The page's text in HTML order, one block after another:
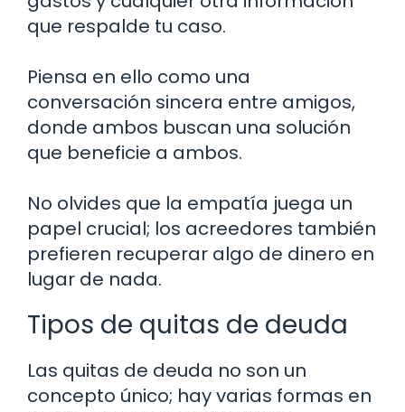
que respalde tu caso.
Piensa en ello como una
conversación sincera entre amigos,
donde ambos buscan una solución
que beneficie a ambos.
No olvides que la empatía juega un
papel crucial; los acreedores también
prefieren recuperar algo de dinero en
lugar de nada.
Tipos de quitas de deuda
Las quitas de deuda no son un
concepto único; hay varias formas en